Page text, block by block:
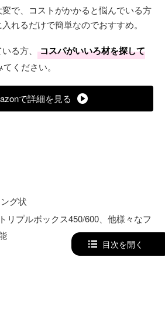
で、コストがかかると悩んでいる方
れるだけで簡単なのでおすすめ。
る方、
コスパがいいろ材を探して
ください。
で詳細を見る
グ状
リプルボックス450/600、他様々なフ
目次を開く